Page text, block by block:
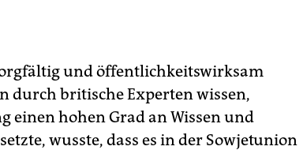
und öffentlichkeitswirksam
durch britische Experten wissen,
einen hohen Grad an Wissen und
wusste, dass es in der Sowjetunion